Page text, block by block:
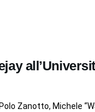
Zanotto, Michele